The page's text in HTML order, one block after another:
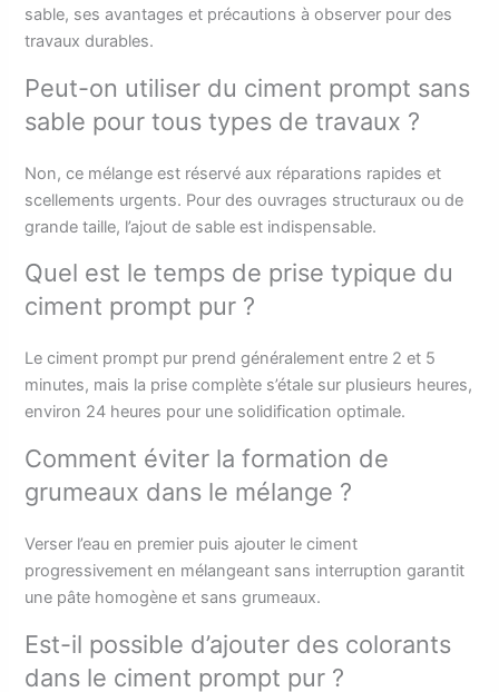
sable, ses avantages et précautions à observer pour des
travaux durables.
Peut-on utiliser du ciment prompt sans
sable pour tous types de travaux ?
Non, ce mélange est réservé aux réparations rapides et
scellements urgents. Pour des ouvrages structuraux ou de
grande taille, l’ajout de sable est indispensable.
Quel est le temps de prise typique du
ciment prompt pur ?
Le ciment prompt pur prend généralement entre 2 et 5
minutes, mais la prise complète s’étale sur plusieurs heures,
environ 24 heures pour une solidification optimale.
Comment éviter la formation de
grumeaux dans le mélange ?
Verser l’eau en premier puis ajouter le ciment
progressivement en mélangeant sans interruption garantit
une pâte homogène et sans grumeaux.
Est-il possible d’ajouter des colorants
dans le ciment prompt pur ?